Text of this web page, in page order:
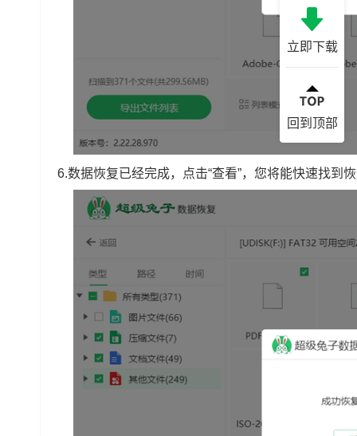
6.数据恢复已经完成，点击“查看”，您将能快速找到
立即下载
回到顶部